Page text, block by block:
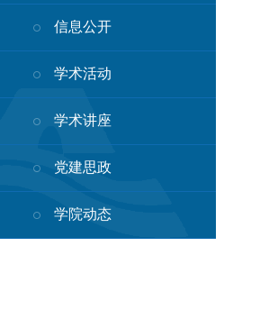
信息公开
学术活动
学术讲座
党建思政
学院动态